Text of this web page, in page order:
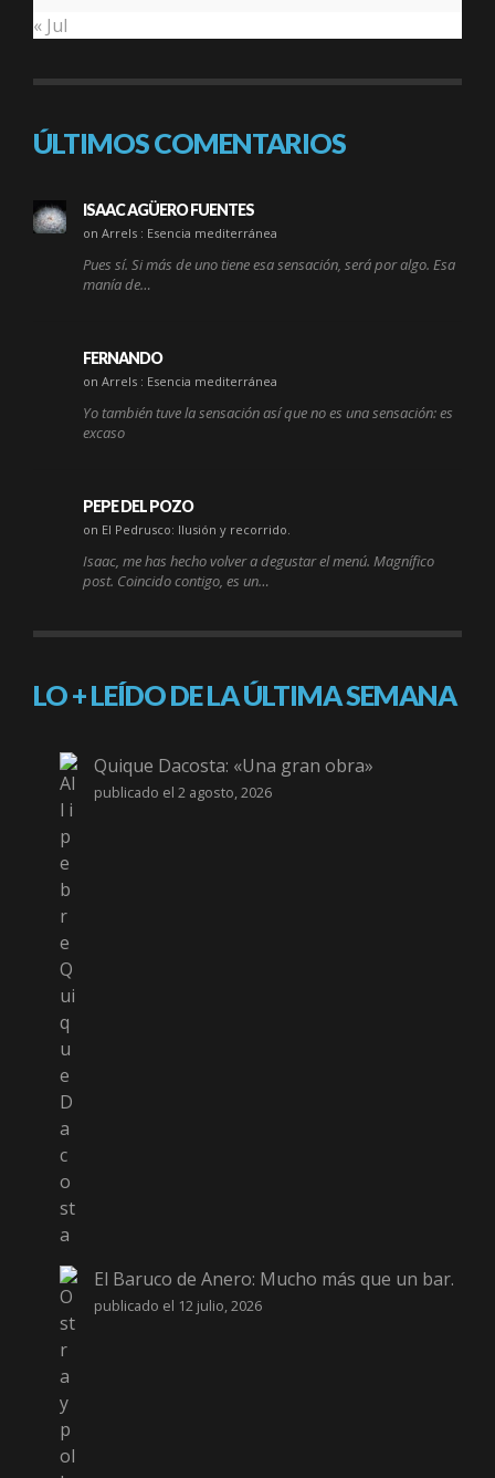
« Jul
ÚLTIMOS COMENTARIOS
ISAAC AGÜERO FUENTES
on Arrels : Esencia mediterránea
Pues sí. Si más de uno tiene esa sensación, será por algo. Esa
manía de…
FERNANDO
on Arrels : Esencia mediterránea
Yo también tuve la sensación así que no es una sensación: es
excaso
PEPE DEL POZO
on El Pedrusco: Ilusión y recorrido.
Isaac, me has hecho volver a degustar el menú. Magnífico
post. Coincido contigo, es un…
LO + LEÍDO DE LA ÚLTIMA SEMANA
Quique Dacosta: «Una gran obra»
publicado el 2 agosto, 2026
El Baruco de Anero: Mucho más que un bar.
publicado el 12 julio, 2026